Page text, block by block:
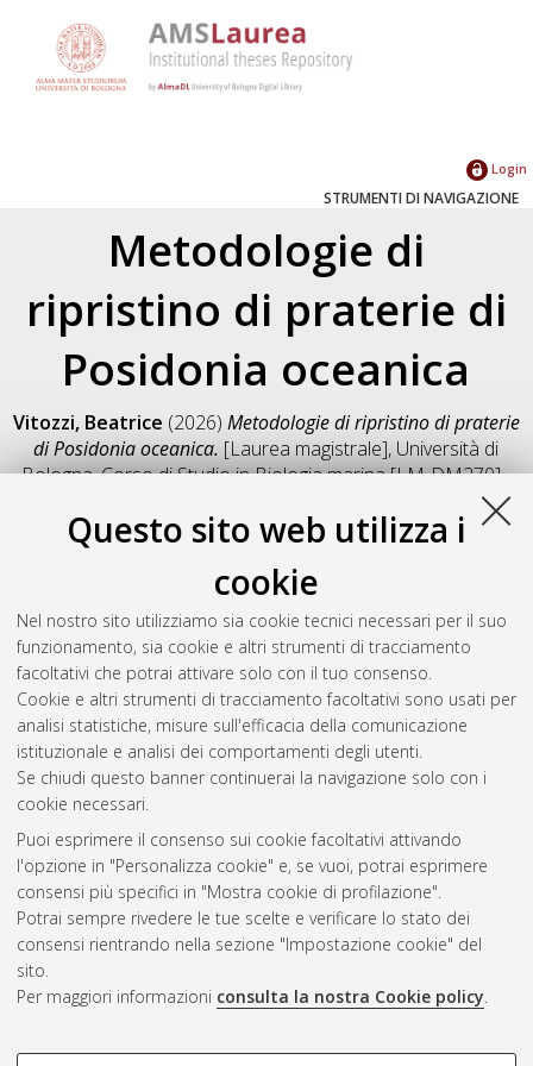
Questo sito web utilizza i
cookie
Nel nostro sito utilizziamo sia cookie tecnici necessari per il suo
funzionamento, sia cookie e altri strumenti di tracciamento
facoltativi che potrai attivare solo con il tuo consenso.
Cookie e altri strumenti di tracciamento facoltativi sono usati per
analisi statistiche, misure sull'efficacia della comunicazione
istituzionale e analisi dei comportamenti degli utenti.
Se chiudi questo banner continuerai la navigazione solo con i
cookie necessari.
Puoi esprimere il consenso sui cookie facoltativi attivando
l'opzione in "Personalizza cookie" e, se vuoi, potrai esprimere
consensi più specifici in "Mostra cookie di profilazione".
Potrai sempre rivedere le tue scelte e verificare lo stato dei
consensi rientrando nella sezione "Impostazione cookie" del
sito.
Per maggiori informazioni consulta la nostra Cookie policy.
Login
STRUMENTI DI NAVIGAZIONE
Metodologie di
ripristino di praterie di
Posidonia oceanica
Vitozzi, Beatrice (2026) Metodologie di ripristino di praterie
di Posidonia oceanica. [Laurea magistrale], Università di
Bologna, Corso di Studio inBiologia marina [LM-DM270] -
Salva citazione
Condividi
Il full-text non è disponibile per scelta dell'autore. (
Abstract
Altri metadati
Gestione del documento:
Atom
Rss 1.0
Rss 2.0
AMS Laurea
Impostazioni Cookie